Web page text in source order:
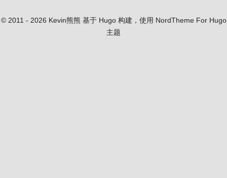
© 2011 - 2026 Kevin熊熊 基于 Hugo 构建，使用 NordTheme For Hugo
主题